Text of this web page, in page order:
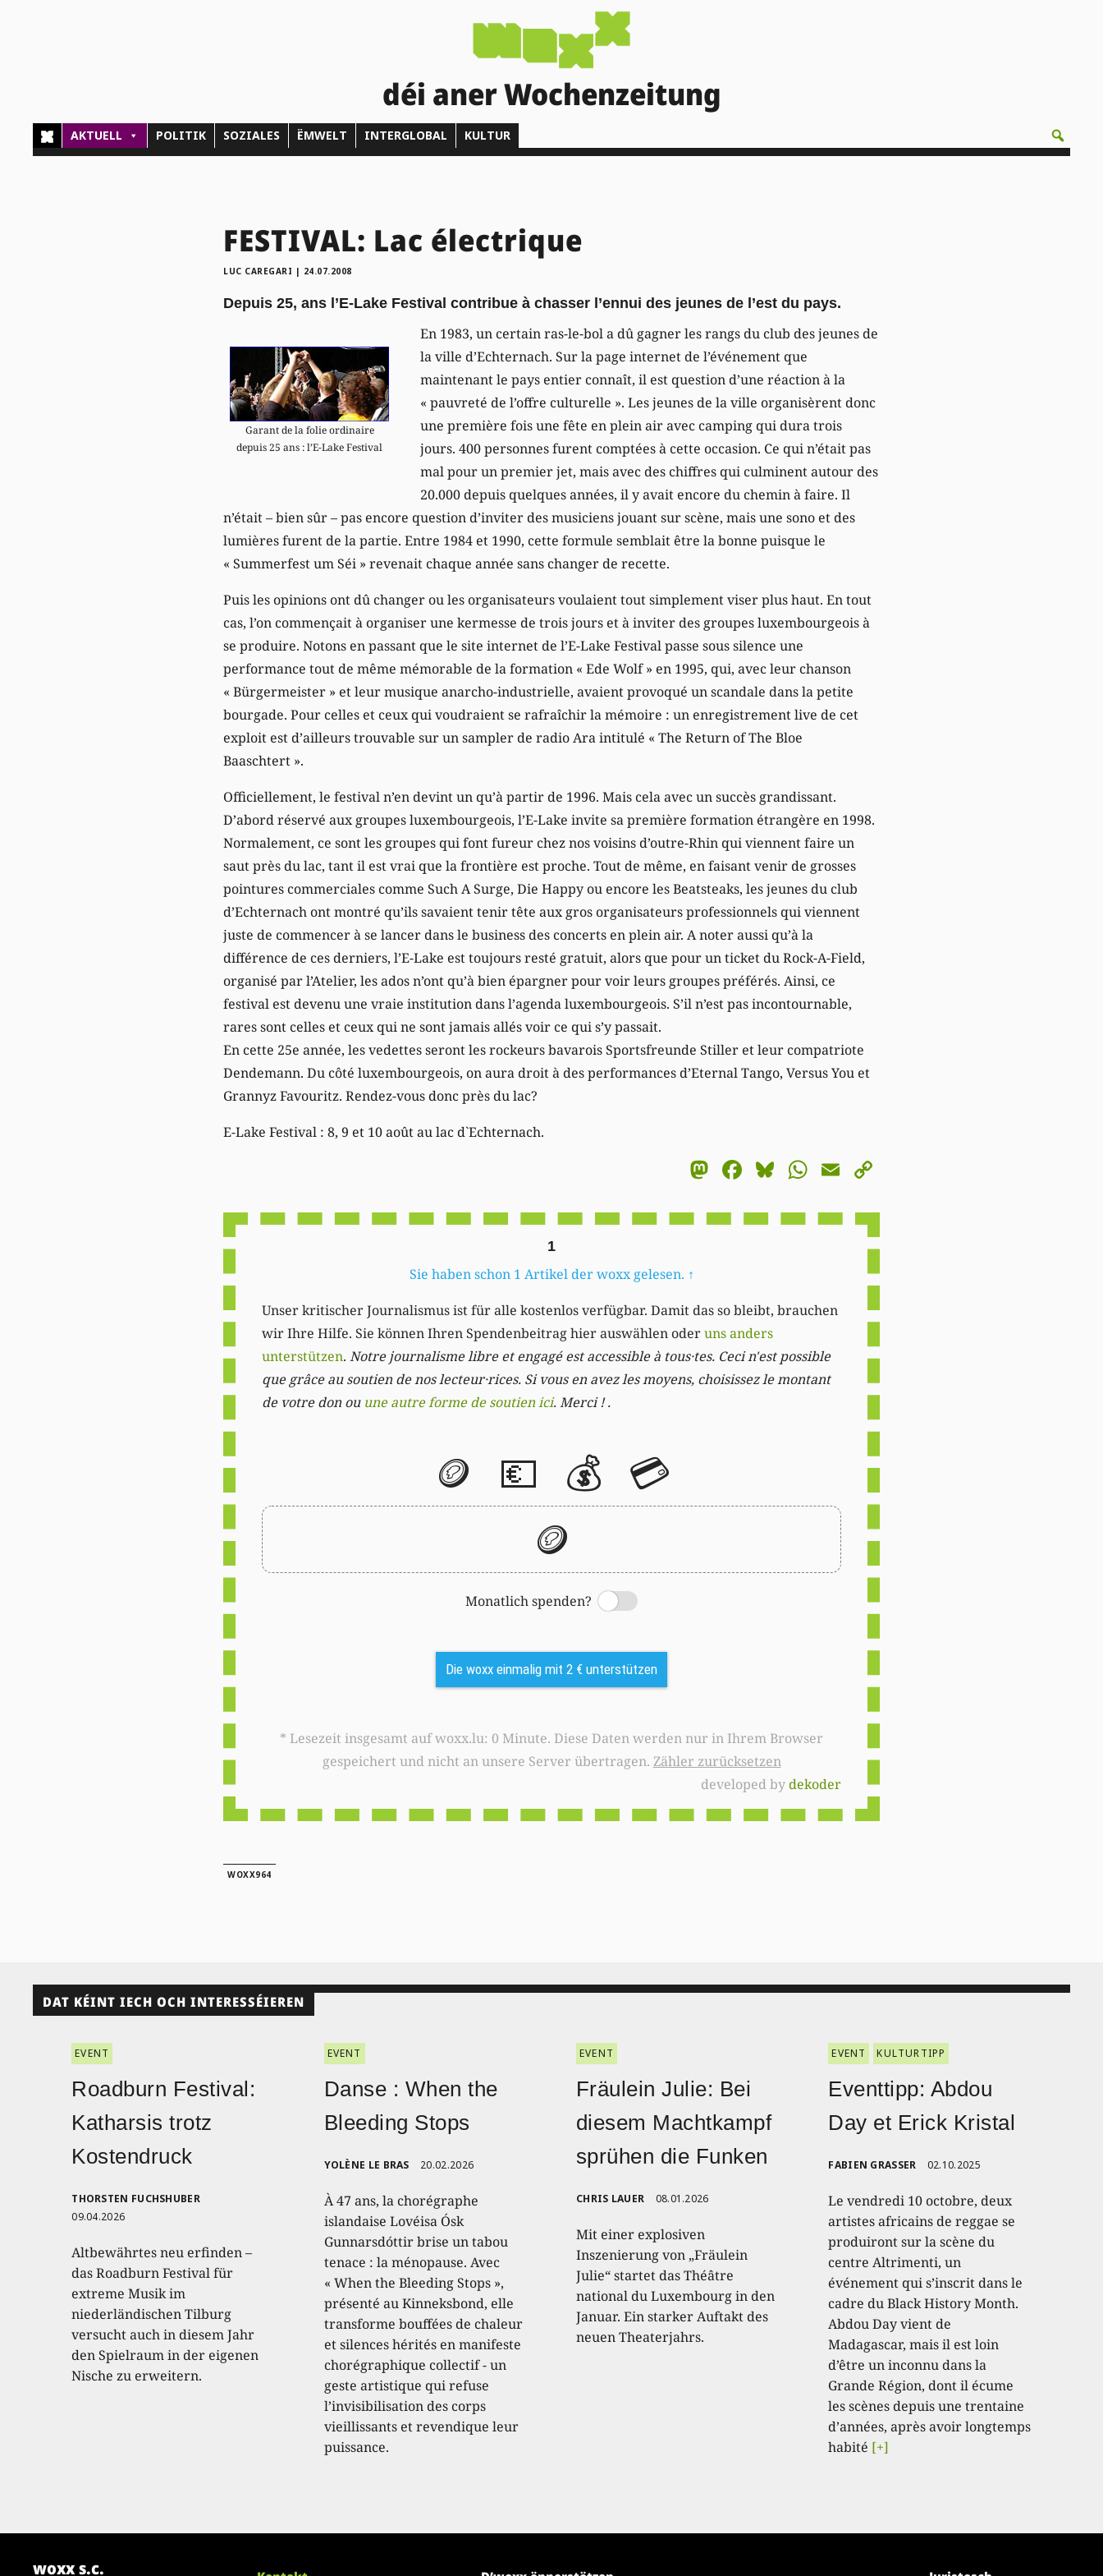
déi aner Wochenzeitung
AKTUELL POLITIK SOZIALES ËMWELT INTERGLOBAL KULTUR
FESTIVAL: Lac électrique
LUC CAREGARI | 24.07.2008
Depuis 25, ans l’E-Lake Festival contribue à chasser l’ennui des jeunes de l’est du pays.
Garant de la folie ordinaire
depuis 25 ans : l’E-Lake Festival
En 1983, un certain ras-le-bol a dû gagner les rangs du club des jeunes de
la ville d’Echternach. Sur la page internet de l’événement que
maintenant le pays entier connaît, il est question d’une réaction à la
« pauvreté de l’offre culturelle ». Les jeunes de la ville organisèrent donc
une première fois une fête en plein air avec camping qui dura trois
jours. 400 personnes furent comptées à cette occasion. Ce qui n’était pas
mal pour un premier jet, mais avec des chiffres qui culminent autour des
20.000 depuis quelques années, il y avait encore du chemin à faire. Il
n’était – bien sûr – pas encore question d’inviter des musiciens jouant sur scène, mais une sono et des
lumières furent de la partie. Entre 1984 et 1990, cette formule semblait être la bonne puisque le
« Summerfest um Séi » revenait chaque année sans changer de recette.
Puis les opinions ont dû changer ou les organisateurs voulaient tout simplement viser plus haut. En tout
cas, l’on commençait à organiser une kermesse de trois jours et à inviter des groupes luxembourgeois à
se produire. Notons en passant que le site internet de l’E-Lake Festival passe sous silence une
performance tout de même mémorable de la formation « Ede Wolf » en 1995, qui, avec leur chanson
« Bürgermeister » et leur musique anarcho-industrielle, avaient provoqué un scandale dans la petite
bourgade. Pour celles et ceux qui voudraient se rafraîchir la mémoire : un enregistrement live de cet
exploit est d’ailleurs trouvable sur un sampler de radio Ara intitulé « The Return of The Bloe
Baaschtert ».
Officiellement, le festival n’en devint un qu’à partir de 1996. Mais cela avec un succès grandissant.
D’abord réservé aux groupes luxembourgeois, l’E-Lake invite sa première formation étrangère en 1998.
Normalement, ce sont les groupes qui font fureur chez nos voisins d’outre-Rhin qui viennent faire un
saut près du lac, tant il est vrai que la frontière est proche. Tout de même, en faisant venir de grosses
pointures commerciales comme Such A Surge, Die Happy ou encore les Beatsteaks, les jeunes du club
d’Echternach ont montré qu’ils savaient tenir tête aux gros organisateurs professionnels qui viennent
juste de commencer à se lancer dans le business des concerts en plein air. A noter aussi qu’à la
différence de ces derniers, l’E-Lake est toujours resté gratuit, alors que pour un ticket du Rock-A-Field,
organisé par l’Atelier, les ados n’ont qu’à bien épargner pour voir leurs groupes préférés. Ainsi, ce
festival est devenu une vraie institution dans l’agenda luxembourgeois. S’il n’est pas incontournable,
rares sont celles et ceux qui ne sont jamais allés voir ce qui s’y passait.
En cette 25e année, les vedettes seront les rockeurs bavarois Sportsfreunde Stiller et leur compatriote
Dendemann. Du côté luxembourgeois, on aura droit à des performances d’Eternal Tango, Versus You et
Grannyz Favouritz. Rendez-vous donc près du lac?
E-Lake Festival : 8, 9 et 10 août au lac d`Echternach.
Mastodon
Facebook
Bluesky
WhatsApp
Email
1
Sie haben schon 1 Artikel der woxx gelesen. ↑
Unser kritischer Journalismus ist für alle kostenlos verfügbar. Damit das so bleibt, brauchen
wir Ihre Hilfe. Sie können Ihren Spendenbeitrag hier auswählen oderuns anders
unterstützen. Notre journalisme libre et engagé est accessible à tous·tes. Ceci n'est possible
que grâce au soutien de nos lecteur·rices. Si vous en avez les moyens, choisissez le montant
de votre don ou une autre forme de soutien ici. Merci ! .
🪙 💶 💰 💳
🪙
Monatlich spenden?
Switch
Die woxx einmalig mit 2 € unterstützen
* Lesezeit insgesamt auf woxx.lu: 0 Minute. Diese Daten werden nur in Ihrem Browser
gespeichert und nicht an unsere Server übertragen. Zähler zurücksetzen
developed bydekoder
WOXX964
DAT KÉINT IECH OCH INTERESSÉIEREN
EVENT
Roadburn Festival:
Katharsis trotz
Kostendruck
THORSTEN FUCHSHUBER
09.04.2026
Altbewährtes neu erfinden –
das Roadburn Festival für
extreme Musik im
niederländischen Tilburg
versucht auch in diesem Jahr
den Spielraum in der eigenen
Nische zu erweitern.
EVENT
Danse : When the
Bleeding Stops
YOLÈNE LE BRAS 20.02.2026
À 47 ans, la chorégraphe
islandaise Lovéisa Ósk
Gunnarsdóttir brise un tabou
tenace : la ménopause. Avec
« When the Bleeding Stops »,
présenté au Kinneksbond, elle
transforme bouffées de chaleur
et silences hérités en manifeste
chorégraphique collectif - un
geste artistique qui refuse
l’invisibilisation des corps
vieillissants et revendique leur
puissance.
EVENT
Fräulein Julie: Bei
diesem Machtkampf
sprühen die Funken
CHRIS LAUER 08.01.2026
Mit einer explosiven
Inszenierung von „Fräulein
Julie“ startet das Théâtre
national du Luxembourg in den
Januar. Ein starker Auftakt des
neuen Theaterjahrs.
EVENT KULTURTIPP
Eventtipp: Abdou
Day et Erick Kristal
FABIEN GRASSER 02.10.2025
Le vendredi 10 octobre, deux
artistes africains de reggae se
produiront sur la scène du
centre Altrimenti, un
événement qui s’inscrit dans le
cadre du Black History Month.
Abdou Day vient de
Madagascar, mais il est loin
d’être un inconnu dans la
Grande Région, dont il écume
les scènes depuis une trentaine
d’années, après avoir longtemps
habité [+]
woxx s.c.